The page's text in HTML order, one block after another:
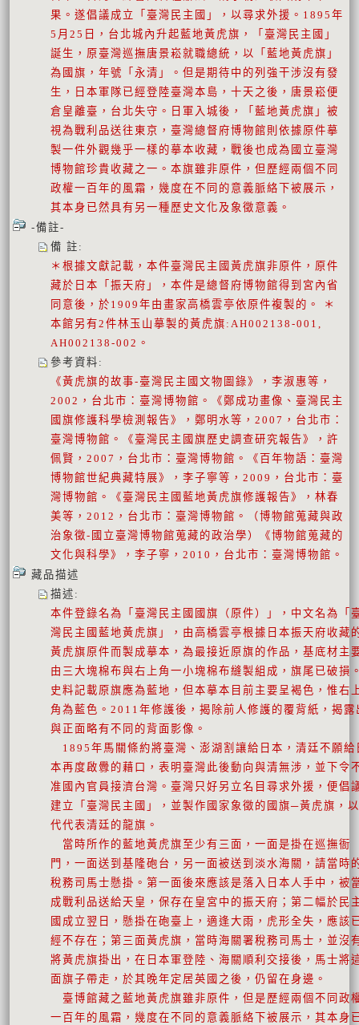
果。遂倡議成立「臺灣民主國」，以尋求外援。1895年
5月25日，台北城內升起藍地黃虎旗，「臺灣民主國」
誕生，原臺灣巡撫唐景崧就職總統，以「藍地黃虎旗」
為國旗，年號「永清」。但是期待中的列強干涉沒有發
生，日本軍隊已經登陸臺灣本島，十天之後，唐景崧便
倉皇離臺，台北失守。日軍入城後，「藍地黃虎旗」被
視為戰利品送往東京，臺灣總督府博物館則依據原件摹
製一件外觀幾乎一樣的摹本收藏，戰後也成為國立臺灣
博物館珍貴收藏之一。本旗雖非原件，但歷經兩個不同
政權一百年的風霜，幾度在不同的意義脈絡下被展示，
其本身已然具有另一種歷史文化及象徵意義。
-備註-
備 註 :
＊根據文獻記載，本件臺灣民主國黃虎旗非原件，原件
藏於日本「振天府」，本件是總督府博物館得到宮內省
同意後，於1909年由畫家高橋雲亭依原件複製的。 ＊
本館另有2件林玉山摹製的黃虎旗:AH002138-001,
AH002138-002。
參考資料 :
《黃虎旗的故事-臺灣民主國文物圖錄》，李淑惠等，
2002，台北市：臺灣博物館。《鄭成功畫像、臺灣民主
國旗修護科學檢測報告》，鄭明水等，2007，台北市：
臺灣博物館。《臺灣民主國旗歷史調查研究報告》，許
佩賢，2007，台北市：臺灣博物館。《百年物語：臺灣
博物館世紀典藏特展》，李子寧等，2009，台北市：臺
灣博物館。《臺灣民主國藍地黃虎旗修護報告》，林春
美等，2012，台北市：臺灣博物館。（博物館蒐藏與政
治象徵-國立臺灣博物館蒐藏的政治學）《博物館蒐藏的
文化與科學》，李子寧，2010，台北市：臺灣博物館。
藏品描述
描述 :
本件登錄名為「臺灣民主國國旗（原件）」，中文名為「
灣民主國藍地黃虎旗」，由高橋雲亭根據日本振天府收藏
黃虎旗原件而製成摹本，為最接近原旗的作品，基底材主
由三大塊棉布與右上角一小塊棉布縫製組成，旗尾已破損
史料記載原旗應為藍地，但本摹本目前主要呈褐色，惟右
角為藍色。2011年修護後，揭除前人修護的覆背紙，揭露
與正面略有不同的背面影像。
1895年馬關條約將臺灣、澎湖割讓給日本，清廷不願給
本再度啟釁的藉口，表明臺灣此後動向與清無涉，並下令
准國內官員接濟台灣。臺灣只好另立名目尋求外援，便倡
建立「臺灣民主國」，並製作國家象徵的國旗─黃虎旗，
代代表清廷的龍旗。
當時所作的藍地黃虎旗至少有三面，一面是掛在巡撫衙
門，一面送到基隆砲台，另一面被送到淡水海關，請當時
稅務司馬士懸掛。第一面後來應該是落入日本人手中，被
成戰利品送給天皇，保存在皇宮中的振天府；第二幅於民
國成立翌日，懸掛在砲臺上，適逢大雨，虎形全失，應該
經不存在；第三面黃虎旗，當時海關署稅務司馬士，並沒
將黃虎旗掛出，在日本軍登陸、海關順利交接後，馬士將
面旗子帶走，於其晚年定居英國之後，仍留在身邊。
臺博館藏之藍地黃虎旗雖非原件，但是歷經兩個不同政
一百年的風霜，幾度在不同的意義脈絡下被展示，其本身